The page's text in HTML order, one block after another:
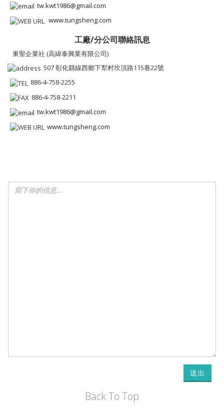
tw.kwt1986@gmail.com
www.tungsheng.com
工廠/分公司聯絡訊息
東聖企業社 (高緯泰興業有限公司)
507 彰化縣線西鄉下犁村坎頂路115巷22號
886-4-758-2255
886-4-758-2211
tw.kwt1986@gmail.com
www.tungsheng.com
送出
Back To Top